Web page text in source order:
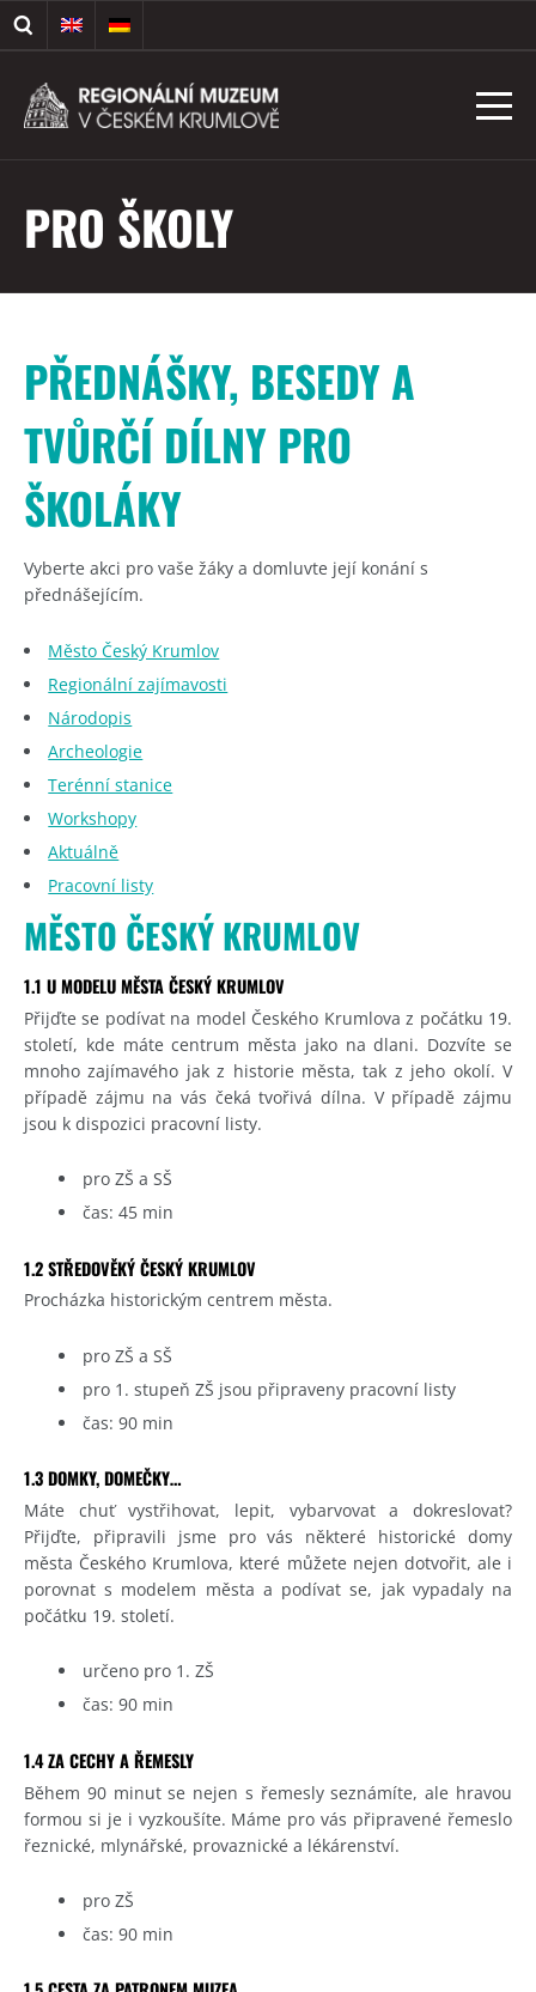
PRO ŠKOLY
PŘEDNÁŠKY, BESEDY A
TVŮRČÍ DÍLNY PRO
ŠKOLÁKY
Vyberte akci pro vaše žáky a domluvte její konání s
přednášejícím.
Město Český Krumlov
Regionální zajímavosti
Národopis
Archeologie
Terénní stanice
Workshopy
Aktuálně
Pracovní listy
MĚSTO ČESKÝ KRUMLOV
1.1 U MODELU MĚSTA ČESKÝ KRUMLOV
Přijďte se podívat na model Českého Krumlova z počátku 19.
století, kde máte centrum města jako na dlani. Dozvíte se
mnoho zajímavého jak z historie města, tak z jeho okolí. V
případě zájmu na vás čeká tvořivá dílna. V případě zájmu
jsou k dispozici pracovní listy.
pro ZŠ a SŠ
čas: 45 min
1.2 STŘEDOVĚKÝ ČESKÝ KRUMLOV
Procházka historickým centrem města.
pro ZŠ a SŠ
pro 1. stupeň ZŠ jsou připraveny pracovní listy
čas: 90 min
1.3 DOMKY, DOMEČKY…
Máte chuť vystřihovat, lepit, vybarvovat a dokreslovat?
Přijďte, připravili jsme pro vás některé historické domy
města Českého Krumlova, které můžete nejen dotvořit, ale i
porovnat s modelem města a podívat se, jak vypadaly na
počátku 19. století.
určeno pro 1. ZŠ
čas: 90 min
1.4 ZA CECHY A ŘEMESLY
Během 90 minut se nejen s řemesly seznámíte, ale hravou
formou si je i vyzkoušíte. Máme pro vás připravené řemeslo
řeznické, mlynářské, provaznické a lékárenství.
pro ZŠ
čas: 90 min